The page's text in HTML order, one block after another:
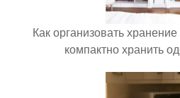
Как организовать
компактно хранить